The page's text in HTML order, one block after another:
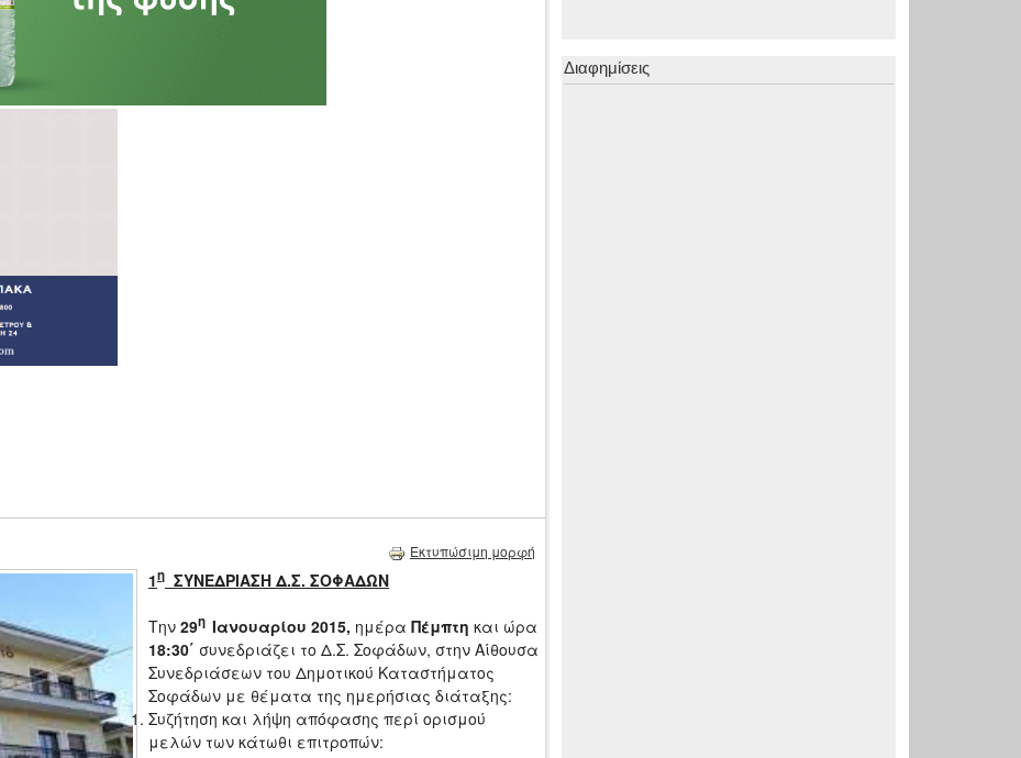
Εκτυπώσιμη μορφή
1η ΣΥΝΕΔΡΙΑΣΗ Δ.Σ. ΣΟΦΑΔΩΝ
Την 29η Ιανουαρίου 2015, ημέρα Πέμπτη και ώρα
18:30΄ συνεδριάζει το Δ.Σ. Σοφάδων, στην Αίθουσα
Συνεδριάσεων του Δημοτικού Καταστήματος
Σοφάδων με θέματα της ημερήσιας διάταξης:
Συζήτηση και λήψη απόφασης περί ορισμού
μελών των κάτωθι επιτροπών:
Διαφημίσεις